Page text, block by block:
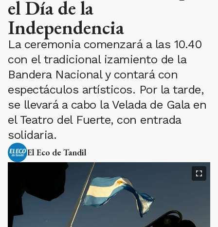
el Día de la
Independencia
La ceremonia comenzará a las 10.40
con el tradicional izamiento de la
Bandera Nacional y contará con
espectáculos artísticos. Por la tarde,
se llevará a cabo la Velada de Gala en
el Teatro del Fuerte, con entrada
solidaria.
El Eco de Tandil